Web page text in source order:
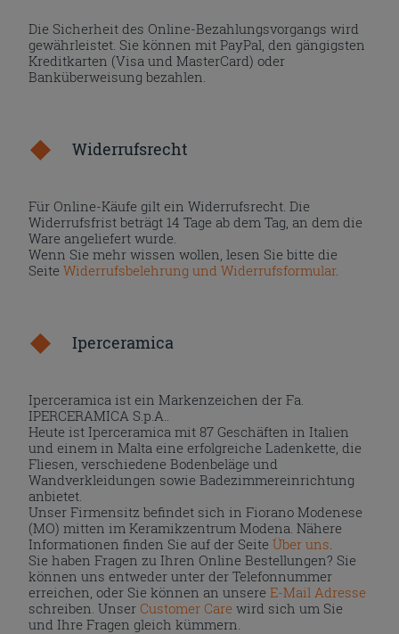
Die Sicherheit des Online-Bezahlungsvorgangs wird
gewährleistet. Sie können mit PayPal, den gängigsten
Kreditkarten (Visa und MasterCard) oder
Banküberweisung bezahlen.
Widerrufsrecht
Für Online-Käufe gilt ein Widerrufsrecht. Die
Widerrufsfrist beträgt 14 Tage ab dem Tag, an dem die
Ware angeliefert wurde.
Wenn Sie mehr wissen wollen, lesen Sie bitte die
SeiteWiderrufsbelehrung und Widerrufsformular.
Iperceramica
Iperceramica ist ein Markenzeichen der Fa.
IPERCERAMICA S.p.A..
Heute ist Iperceramica mit 87 Geschäften in Italien
und einem in Malta eine erfolgreiche Ladenkette, die
Fliesen, verschiedene Bodenbeläge und
Wandverkleidungen sowie Badezimmereinrichtung
anbietet.
Unser Firmensitz befindet sich in Fiorano Modenese
(MO) mitten im Keramikzentrum Modena. Nähere
Informationen finden Sie auf der Seite Über uns
Sie haben Fragen zu Ihren Online Bestellungen? Sie
können uns entweder unter der Telefonnummer
erreichen, oder Sie können an unsereE-Mail Adresse
schreiben. UnserCustomer Care wird sich um Sie
und Ihre Fragen gleich kümmern.